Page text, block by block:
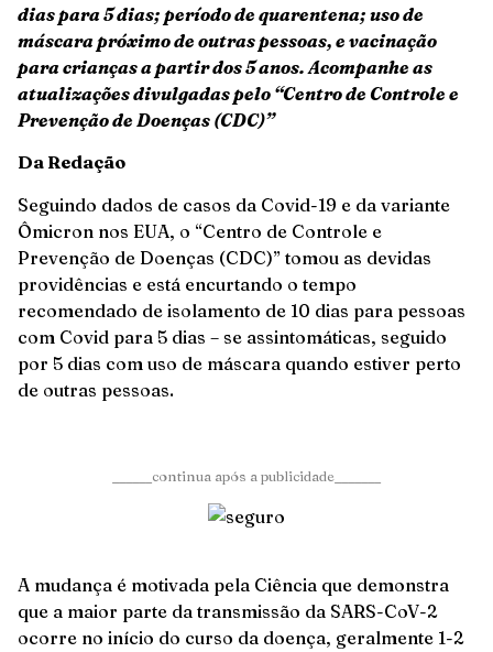
dias para 5 dias; período de quarentena; uso de
máscara próximo de outras pessoas, e vacinação
para crianças a partir dos 5 anos. Acompanhe as
atualizações divulgadas pelo “Centro de Controle e
Prevenção de Doenças (CDC)”
Da Redação
Seguindo dados de casos da Covid-19 e da variante
Ômicron nos EUA, o “Centro de Controle e
Prevenção de Doenças (CDC)” tomou as devidas
providências e está encurtando o tempo
recomendado de isolamento de 10 dias para pessoas
com Covid para 5 dias – se assintomáticas, seguido
por 5 dias com uso de máscara quando estiver perto
de outras pessoas.
______continua após a publicidade_______
A mudança é motivada pela Ciência que demonstra
que a maior parte da transmissão da SARS-CoV-2
ocorre no início do curso da doença, geralmente 1-2